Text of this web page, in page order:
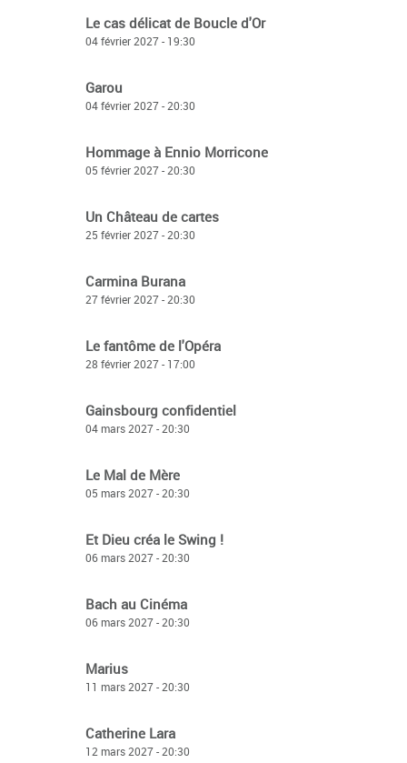
Le cas délicat de Boucle d'Or
04 février 2027 - 19:30
Garou
04 février 2027 - 20:30
Hommage à Ennio Morricone
05 février 2027 - 20:30
Un Château de cartes
25 février 2027 - 20:30
Carmina Burana
27 février 2027 - 20:30
Le fantôme de l'Opéra
28 février 2027 - 17:00
Gainsbourg confidentiel
04 mars 2027 - 20:30
Le Mal de Mère
05 mars 2027 - 20:30
Et Dieu créa le Swing !
06 mars 2027 - 20:30
Bach au Cinéma
06 mars 2027 - 20:30
Marius
11 mars 2027 - 20:30
Catherine Lara
12 mars 2027 - 20:30